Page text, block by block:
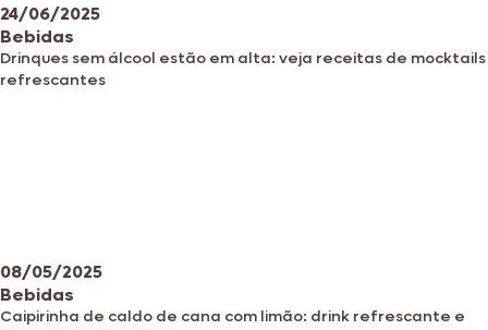
24/06/2025
Bebidas
Drinques sem álcool estão em alta: veja receitas de mocktails
refrescantes
08/05/2025
Bebidas
Caipirinha de caldo de cana com limão: drink refrescante e